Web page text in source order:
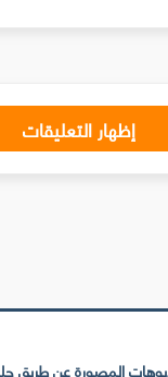
إظهار التعليقات
المصورة عن طريق